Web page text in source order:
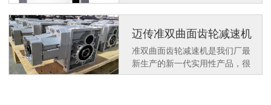
行轴齿轮减速机作为动力配套使
用平稳，为环保事业提供助力支
持。那么F系列平行轴齿轮减速
迈传准双曲面齿轮减速机
KM502系列的应用
准双曲面齿轮减速机是我们厂最
新生产的新一代实用性产品，很
多客户在使用过程中给予了好